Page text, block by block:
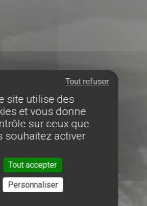
site utilise des
et vous donne
sur ceux que
souhaitez activer
Tout accepter
Tout refuser
Personnaliser